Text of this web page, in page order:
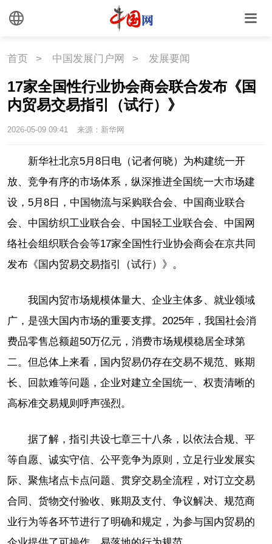
首页 > 中国发展门户网 > 发展要闻
17家全国性行业协会商会联合发布《国
内贸易交易指引（试行）》
2026-05-09 09:41 来源：新华网
新华社北京5月8日电（记者何晓）为构建统一开
放、竞争有序的市场体系，纵深推进全国统一大市场建
设，5月8日，中国物流与采购联合会、中国商业联合
会、中国纺织工业联合会、中国轻工业联合会、中国网
络社会组织联合会等17家全国性行业协会商会在京共同
发布《国内贸易交易指引（试行）》。
我国内贸市场规模体量大、企业主体多、就业领域
广，是强大国内市场的重要支撑。2025年，我国社会消
费品零售总额超50万亿元，消费市场规模稳居全球第
二。但总体上来看，国内贸易仍存在交易不规范、账期
长、回款难等问题，企业对建立全国统一、权责清晰的
高标准交易规则呼声强烈。
据了解，指引共设七章三十八条，以依法合规、平
等自愿、诚实守信、公平竞争为原则，立足行业发展实
际、聚焦堵点卡点问题、贯穿交易全流程，对订立交易
合同、货物交付验收、账期及支付、争议解决、规范商
业行为等各环节进行了明确和规定，为参与国内贸易的